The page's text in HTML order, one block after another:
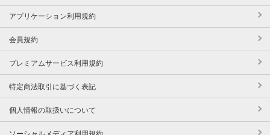
アプリケーション利用規約
会員規約
プレミアムサービス利用規約
特定商法取引に基づく表記
個人情報の取扱いについて